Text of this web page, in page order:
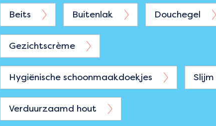
Beits Buitenlak Douchegel
Gezichtscrème
Hygiënische schoonmaakdoekjes Slijm
Verduurzaamd hout